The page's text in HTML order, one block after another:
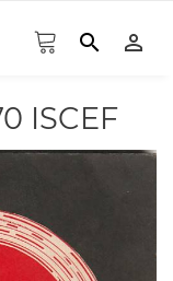
search person_outline
ISCEF